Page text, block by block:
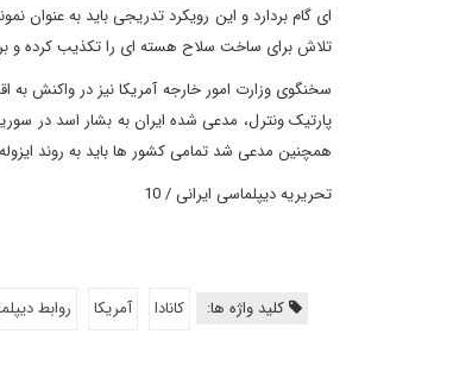
ای گام بردارد و این رویکرد تدریجی باید به عنوان
تلاش برای ساخت سلاح هسته ای را تکذیب کرده و
سخنگوی وزارت امور خارجه آمریکا نیز در واکنش به
پارتیک ونترل، مدعی شده ایران به بشار اسد در
همچنین مدعی شد تمامی کشور ها باید به روند
تحریریه دیپلماسی ایرانی / 10
کلید واژه ها: کانادا آمریکا روابط